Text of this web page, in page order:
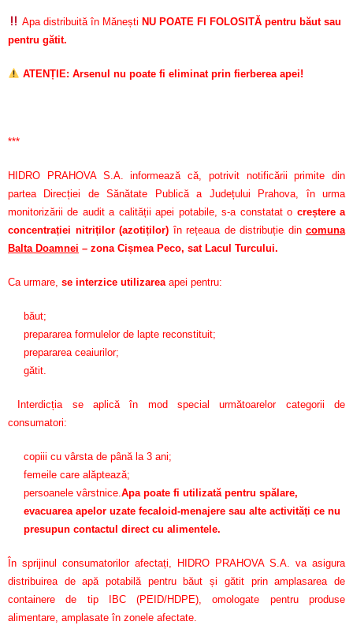
Apa distribuită în Mănești NU POATE FI FOLOSITĂ pentru băut sau
pentru gătit.
ATENȚIE: Arsenul nu poate fi eliminat prin fierberea apei!
***
HIDRO PRAHOVA S.A. informează că, potrivit notificării primite din
partea Direcției de Sănătate Publică a Județului Prahova, în urma
monitorizării de audit a calității apei potabile, s-a constatat o creștere a
concentrației nitriților (azotiților) în rețeaua de distribuție din comuna
Balta Doamnei – zona Cișmea Peco, sat Lacul Turcului.
Ca urmare, se interzice utilizarea apei pentru:
băut;
prepararea formulelor de lapte reconstituit;
prepararea ceaiurilor;
gătit.
Interdicția se aplică în mod special următoarelor categorii de
consumatori:
copiii cu vârsta de până la 3 ani;
femeile care alăptează;
persoanele vârstnice. Apa poate fi utilizată pentru spălare,
evacuarea apelor uzate fecaloid-menajere sau alte activități ce nu
presupun contactul direct cu alimentele.
În sprijinul consumatorilor afectați, HIDRO PRAHOVA S.A. va asigura
distribuirea de apă potabilă pentru băut și gătit prin amplasarea de
containere de tip IBC (PEID/HDPE), omologate pentru produse
alimentare, amplasate în zonele afectate.